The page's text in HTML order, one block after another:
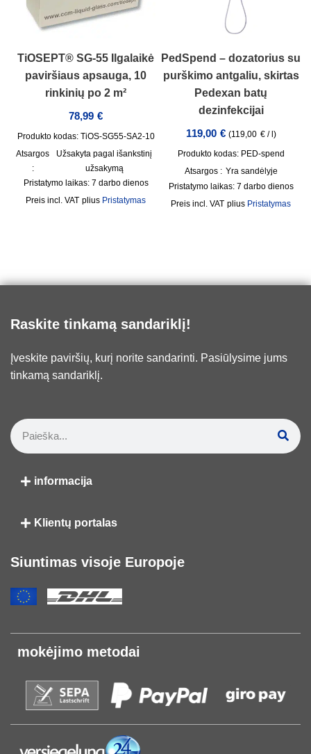
TiOSEPT® SG-55 Ilgalaikė
paviršiaus apsauga, 10
rinkinių po 2 m²
78,99 €
Produkto kodas: TiOS-SG55-SA2-10
Atsargos
:
Užsakyta pagal išankstinį
užsakymą
Pristatymo laikas: 7 darbo dienos
incl. VAT plius Pristatymas
PedSpend – dozatorius su
purškimo antgaliu, skirtas
Pedexan batų
dezinfekcijai
119,00 € (119,00 €/ )
Produkto kodas: PED-spend
Atsargos : Yra sandėlyje
Pristatymo laikas: 7 darbo dienos
incl. VAT plius Pristatymas
Raskite tinkamą sandariklį!
Įveskite paviršių, kurį norite sandarinti. Pasiūlysime jums
tinkamą sandariklį.
informacija
Klientų portalas
Siuntimas visoje Europoje
mokėjimo metodai